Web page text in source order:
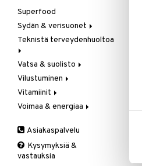
LCHF
Raw Food
Superfood
Sydän & verisuonet
Kolesterolia alentavat
Neidonhiuspuu
Vegetaariset rasvahapot
Verisuonia vahvistavat
Teknistä terveydenhuoltoa
Hieronta
Ilmankostuttimet
Kivunlievitys
Muuta
Vatsa & suolisto
Happamuutta säätelevät
Juomat
Kuidut
Ruuansulatus
Suolisto
Vilustuminen
C-vitamiini
Estävä & helpottava
Muut
Valkosipuli
Vitamiinit
A, D, E & K
B-vitamiinit
C-vitamiinit
Voimaa & energiaa
Muut
Q-10
Asiakaspalvelu
Kysymyksiä &
vastauksia